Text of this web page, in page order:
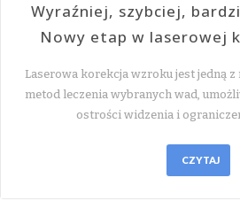
Wyraźniej, szybciej,
Nowy etap w laserowej
Laserowa korekcja wzroku jest jedną
metod leczenia wybranych wad,
ostrości widzenia i
CZYTAJ